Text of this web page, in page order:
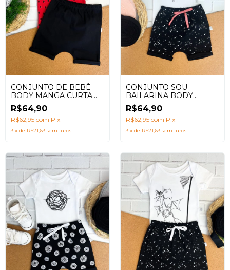
CONJUNTO DE BEBÊ
BODY MANGA CURTA
MELANCIA SEMENTES +
SHORTS SARUEL PRETO
R$64,90
R$62,95 com Pix
3 x de R$21,63 sem juros
CONJUNTO SOU
BAILARINA BODY
MANGA CURTA +
SHORTS SARUEL
R$64,90
R$62,95 com Pix
3 x de R$21,63 sem juros